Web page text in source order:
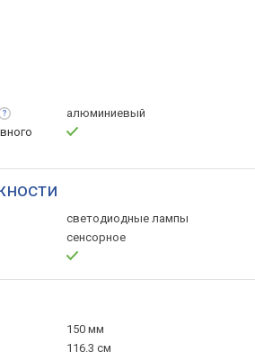
алюминиевый
светодиодные лампы
сенсорное
150 мм
116.3 см